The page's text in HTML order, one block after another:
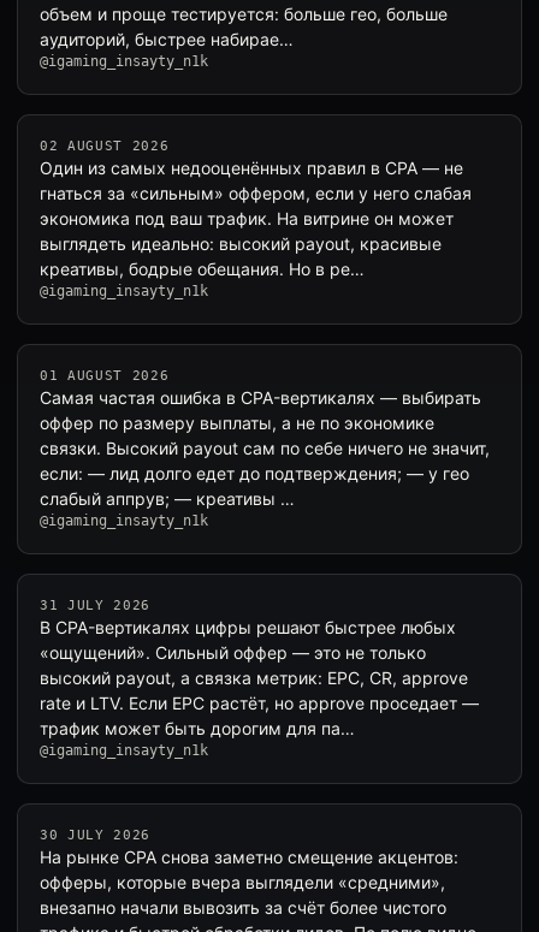
объем и проще тестируется: больше гео, больше
аудиторий, быстрее набирае…
@igaming_insayty_n1k
02 AUGUST 2026
Один из самых недооценённых правил в CPA — не
гнаться за «сильным» оффером, если у него слабая
экономика под ваш трафик. На витрине он может
выглядеть идеально: высокий payout, красивые
креативы, бодрые обещания. Но в ре…
@igaming_insayty_n1k
01 AUGUST 2026
Самая частая ошибка в CPA-вертикалях — выбирать
оффер по размеру выплаты, а не по экономике
связки. Высокий payout сам по себе ничего не значит,
если: — лид долго едет до подтверждения; — у гео
слабый аппрув; — креативы …
@igaming_insayty_n1k
31 JULY 2026
В CPA-вертикалях цифры решают быстрее любых
«ощущений». Сильный оффер — это не только
высокий payout, а связка метрик: EPC, CR, approve
rate и LTV. Если EPC растёт, но approve проседает —
трафик может быть дорогим для па…
@igaming_insayty_n1k
30 JULY 2026
На рынке CPA снова заметно смещение акцентов:
офферы, которые вчера выглядели «средними»,
внезапно начали вывозить за счёт более чистого